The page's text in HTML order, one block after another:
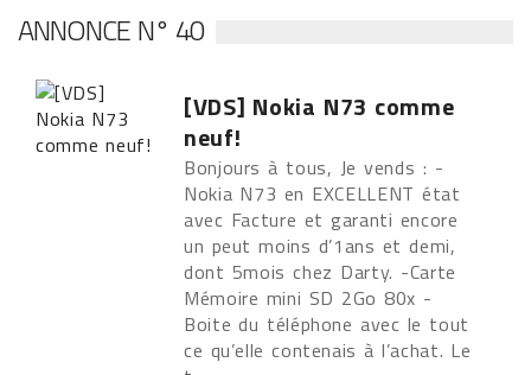
ANNONCE N° 40
[VDS] Nokia N73 comme
neuf!
Bonjours à tous, Je vends : -
Nokia N73 en EXCELLENT état
avec Facture et garanti encore
un peut moins d’1ans et demi,
dont 5mois chez Darty. -Carte
Mémoire mini SD 2Go 80x -
Boite du téléphone avec le tout
ce qu’elle contenais à l’achat. Le